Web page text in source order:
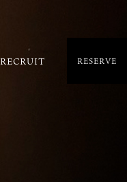
RECRUIT RESERVE